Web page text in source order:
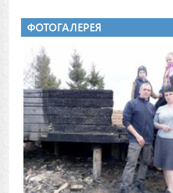
ФОТОГАЛЕРЕЯ